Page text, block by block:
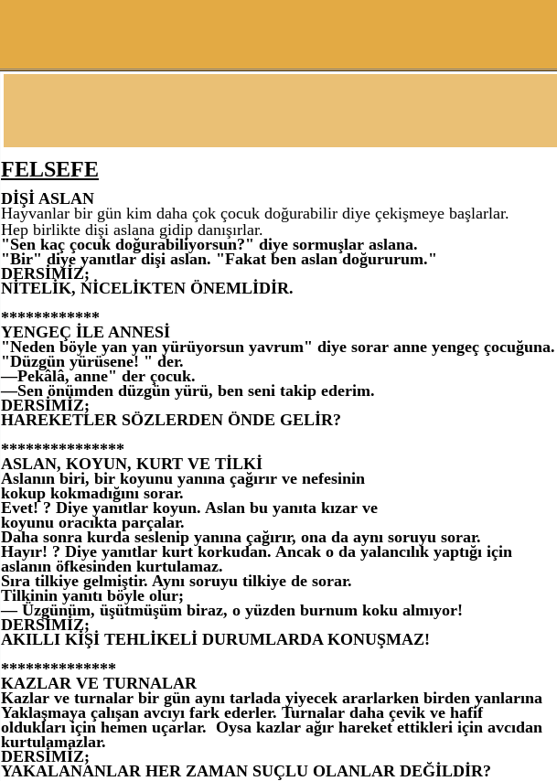
FELSEFE
DİŞİ ASLAN
Hayvanlar bir gün kim daha çok çocuk doğurabilir diye çekişmeye başlarlar.
Hep birlikte dişi aslana gidip danışırlar.
"Sen kaç çocuk doğurabiliyorsun?" diye sormuşlar aslana.
"Bir" diye yanıtlar dişi aslan. "Fakat ben aslan doğururum."
DERSİMİZ;
NİTELİK, NİCELİKTEN ÖNEMLİDİR.
************
YENGEÇ İLE ANNESİ
"Neden böyle yan yan yürüyorsun yavrum" diye sorar anne yengeç çocuğuna.
"Düzgün yürüsene! " der.
—Pekâlâ, anne" der çocuk.
—Sen önümden düzgün yürü, ben seni takip ederim.
DERSİMİZ;
HAREKETLER SÖZLERDEN ÖNDE GELİR?
***************
ASLAN, KOYUN, KURT VE TİLKİ
Aslanın biri, bir koyunu yanına çağırır ve nefesinin
kokup kokmadığını sorar.
Evet! ? Diye yanıtlar koyun. Aslan bu yanıta kızar ve
koyunu oracıkta parçalar.
Daha sonra kurda seslenip yanına çağırır, ona da aynı soruyu sorar.
Hayır! ? Diye yanıtlar kurt korkudan. Ancak o da yalancılık yaptığı için
aslanın öfkesinden kurtulamaz.
Sıra tilkiye gelmiştir. Aynı soruyu tilkiye de sorar.
Tilkinin yanıtı böyle olur;
— Üzgünüm, üşütmüşüm biraz, o yüzden burnum koku almıyor!
DERSİMİZ;
AKILLI KİŞİ TEHLİKELİ DURUMLARDA KONUŞMAZ!
**************
KAZLAR VE TURNALAR
Kazlar ve turnalar bir gün aynı tarlada yiyecek ararlarken birden yanlarına
Yaklaşmaya çalışan avcıyı fark ederler. Turnalar daha çevik ve hafif
oldukları için hemen uçarlar. Oysa kazlar ağır hareket ettikleri için avcıdan
kurtulamazlar.
DERSİMİZ;
YAKALANANLAR HER ZAMAN SUÇLU OLANLAR DEĞİLDİR?